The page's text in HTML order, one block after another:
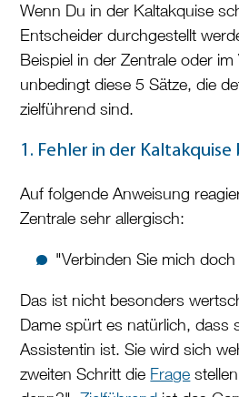
Wenn Du in der Kaltakquise
Entscheider durchgestellt
Beispiel in der Zentrale oder
unbedingt diese 5 Sätze, die
zielführend sind.
1. Fehler in der
Auf folgende Anweisung
Zentrale sehr allergisch:
"Verbinden Sie mich
Das ist nicht besonders
Dame spürt es natürlich, dass
Assistentin ist. Sie wird sich
zweiten Schritt die Frage